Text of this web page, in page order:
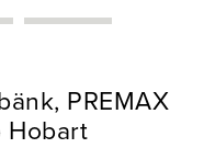
PREMAX
Hobart